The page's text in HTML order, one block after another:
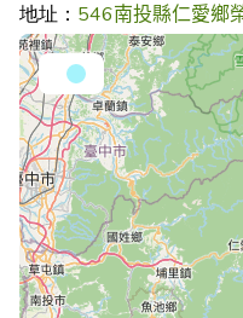
地址： 546南投縣仁愛鄉